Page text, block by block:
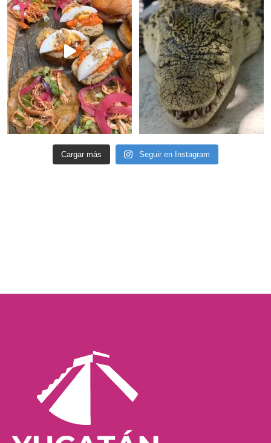
Cargar más Seguir en Instagram